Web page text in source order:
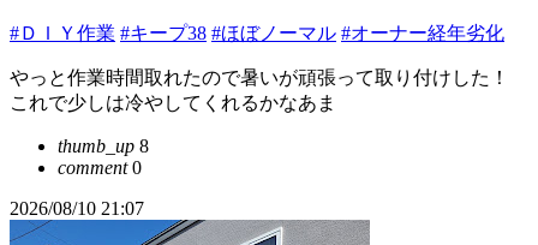
#ＤＩＹ作業 #キープ38 #ほぼノーマル #オーナー経年劣化
やっと作業時間取れたので暑いが頑張って取り付けした！
これで少しは冷やしてくれるかなあま
thumb_up 8
comment0
2026/08/10 21:07